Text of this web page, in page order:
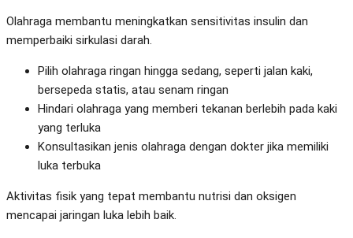
Olahraga membantu meningkatkan sensitivitas insulin dan
memperbaiki sirkulasi darah.
Pilih olahraga ringan hingga sedang, seperti jalan kaki,
bersepeda statis, atau senam ringan
Hindari olahraga yang memberi tekanan berlebih pada kaki
yang terluka
Konsultasikan jenis olahraga dengan dokter jika memiliki
luka terbuka
Aktivitas fisik yang tepat membantu nutrisi dan oksigen
mencapai jaringan luka lebih baik.